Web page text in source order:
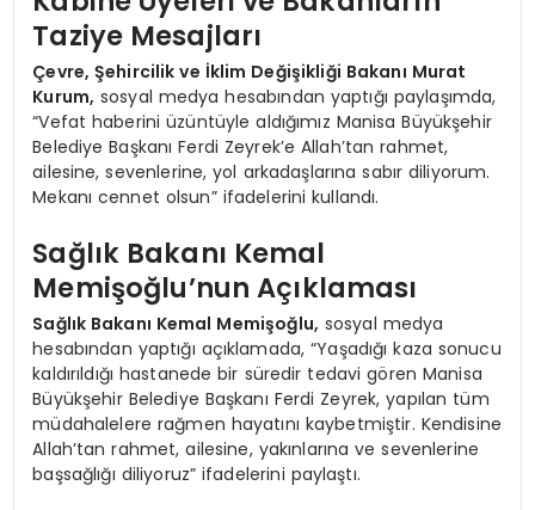
Taziye Mesajları
Çevre, Şehircilik ve İklim Değişikliği Bakanı Murat
Kurum, sosyal medya hesabından yaptığı paylaşımda,
“Vefat haberini üzüntüyle aldığımız Manisa Büyükşehir
Belediye Başkanı Ferdi Zeyrek’e Allah’tan rahmet,
ailesine, sevenlerine, yol arkadaşlarına sabır diliyorum.
Mekanı cennet olsun” ifadelerini kullandı.
Sağlık Bakanı Kemal
Memişoğlu’nun Açıklaması
Sağlık Bakanı Kemal Memişoğlu, sosyal medya
hesabından yaptığı açıklamada, “Yaşadığı kaza sonucu
kaldırıldığı hastanede bir süredir tedavi gören Manisa
Büyükşehir Belediye Başkanı Ferdi Zeyrek, yapılan tüm
müdahalelere rağmen hayatını kaybetmiştir. Kendisine
Allah’tan rahmet, ailesine, yakınlarına ve sevenlerine
başsağlığı diliyoruz” ifadelerini paylaştı.